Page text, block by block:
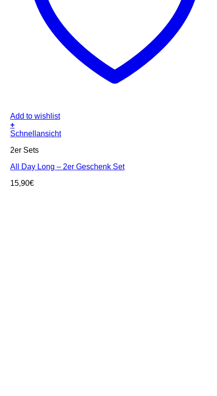
Add to wishlist
+
Schnellansicht
2er Sets
All Day Long – 2er Geschenk Set
15,90€